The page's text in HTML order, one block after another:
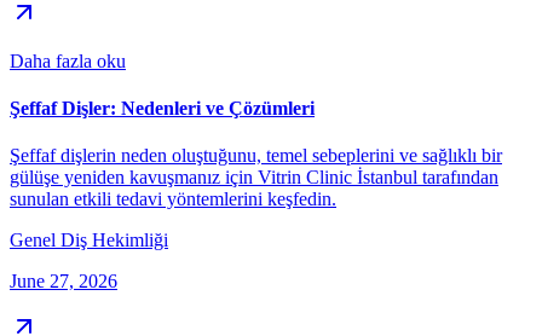
Daha fazla oku
Şeffaf Dişler: Nedenleri ve Çözümleri
Şeffaf dişlerin neden oluştuğunu, temel sebeplerini ve sağlıklı bir
gülüşe yeniden kavuşmanız için Vitrin Clinic İstanbul tarafından
sunulan etkili tedavi yöntemlerini keşfedin.
Genel Diş Hekimliği
June 27, 2026